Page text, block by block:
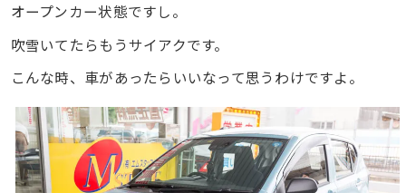
オープンカー状態ですし。
吹雪いてたらもうサイアクです。
こんな時、車があったらいいなって思うわけですよ。